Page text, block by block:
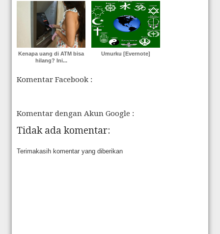
Kenapa uang di ATM bisa
hilang? Ini...
Umurku [Evernote]
Komentar Facebook :
Komentar dengan Akun Google :
Tidak ada komentar:
Terimakasih komentar yang diberikan